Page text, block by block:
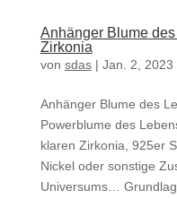
Anhänger Blume
Zirkonia
von sdas| Jan. 2, 2023
Anhänger Blume des
Powerblume des
klaren Zirkonia, 925er
Nickel oder sonstige
Universums…